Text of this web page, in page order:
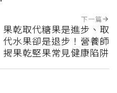
下一篇
果乾取代糖果是進步、取
代水果卻是退步！營養師
揭果乾堅果常見健康陷阱